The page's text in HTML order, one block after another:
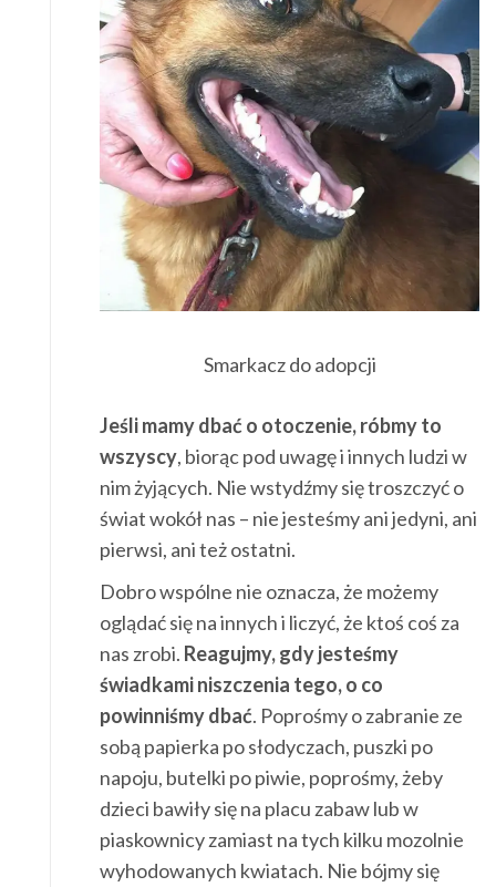
Smarkacz do adopcji
Jeśli mamy dbać o otoczenie, róbmy to
wszyscy, biorąc pod uwagę i innych ludzi w
nim żyjących. Nie wstydźmy się troszczyć o
świat wokół nas – nie jesteśmy ani jedyni, ani
pierwsi, ani też ostatni.
Dobro wspólne nie oznacza, że możemy
oglądać się na innych i liczyć, że ktoś coś za
nas zrobi. Reagujmy, gdy jesteśmy
świadkami niszczenia tego, o co
powinniśmy dbać. Poprośmy o zabranie ze
sobą papierka po słodyczach, puszki po
napoju, butelki po piwie, poprośmy, żeby
dzieci bawiły się na placu zabaw lub w
piaskownicy zamiast na tych kilku mozolnie
wyhodowanych kwiatach. Nie bójmy się